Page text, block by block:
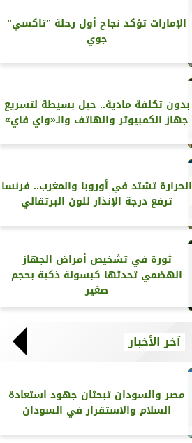
الإمارات تؤكد نجاح أول رحلة ”تاكسي”
جوي
بدون تكلفة مادية.. حيل بسيطة لتسريع
جهاز الكمبيوتر والهاتف والـ«واي فاي»
الحرارة تشتد في أوروبا والمغرب.. فرنسا
ترفع درجة الإنذار للون البرتقالي
ثورة في تشخيص أمراض الجهاز
الهضمي تحدثها كبسولة ذكية بحجم
صغير
آخر الأخبار
مصر والسودان تبحثان جهود استعادة
السلام والاستقرار في السودان